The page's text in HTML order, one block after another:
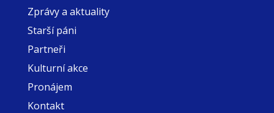
Zprávy a aktuality
Starší páni
Partneři
Kulturní akce
Pronájem
Kontakt